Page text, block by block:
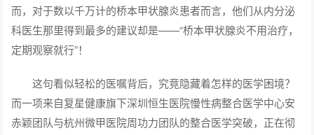
而，对于数以千万计的桥本甲状腺炎患者而言，他们从内分泌
科医生那里得到最多的建议却是——“桥本甲状腺炎不用治疗，
定期观察就行”！
这句看似轻松的医嘱背后，究竟隐藏着怎样的医学困境？
而一项来自复星健康旗下深圳恒生医院慢性病整合医学中心安
赤颖团队与杭州微甲医院周功力团队的整合医学突破，正在彻